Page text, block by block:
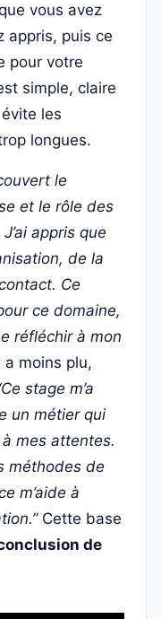
vous avez
appris, puis ce
pour votre
simple, claire
les
longues.
le
et le rôle des
appris que
de la
Ce
ce domaine,
réfléchir à mon
moins plu,
stage m’a
un métier qui
mes attentes.
méthodes de
m’aide à
Cette base
de